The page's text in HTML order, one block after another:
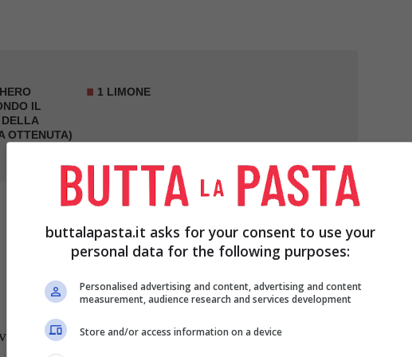
IL
DELLA
OTTENUTA)
1 LIMONE
parte bianca e i semi
buttalapasta.it asks for your consent to use your
personal data for the following purposes:
Personalised advertising and content, advertising and content
measurement, audience research and services development
Store and/or access information on a device